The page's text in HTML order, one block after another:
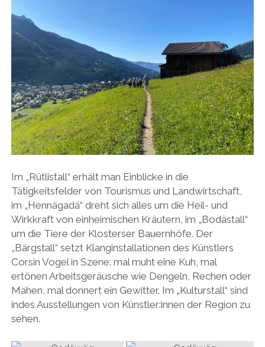
Im „Rütlistall“ erhält man Einblicke in die
Tätigkeitsfelder von Tourismus und Landwirtschaft,
im „Hennägadä“ dreht sich alles um die Heil- und
Wirkkraft von einheimischen Kräutern, im „Bodästall“
um die Tiere der Klosterser Bauernhöfe. Der
„Bärgstall“ setzt Klanginstallationen des Künstlers
Corsin Vogel in Szene: mal muht eine Kuh, mal
ertönen Arbeitsgeräusche wie Dengeln, Rechen oder
Mähen, mal donnert ein Gewitter. Im „Kulturstall“ sind
indes Ausstellungen von Künstler:innen der Region zu
sehen.